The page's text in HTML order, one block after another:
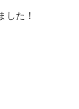
した！